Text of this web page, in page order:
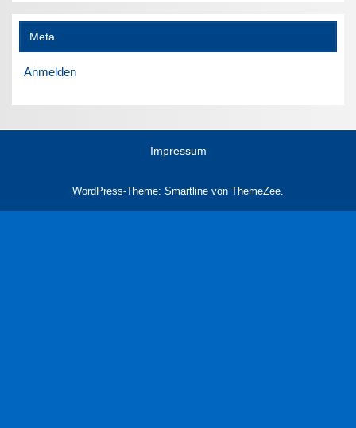
Meta
Anmelden
Impressum
WordPress-Theme: Smartline von ThemeZee.